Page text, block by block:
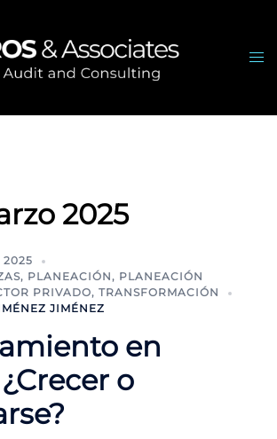
2025
2025
, PLANEACIÓN, PLANEACIÓN
PRIVADO, TRANSFORMACIÓN
JIMÉNEZ
en
o